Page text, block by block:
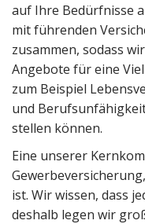
auf Ihre Bedürfnisse
mit führenden
zusammen, sodass
Angebote für eine
zum Beispiel
und
stellen können.
Eine unserer
ist. Wir wissen, dass
deshalb legen wir